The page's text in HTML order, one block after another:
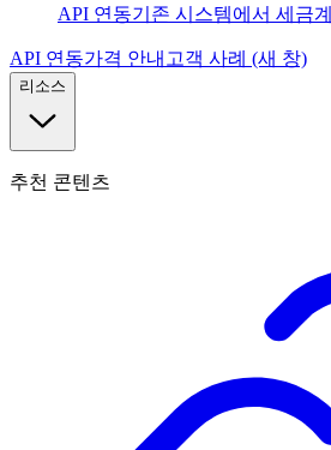
API 연동기존 시스템에서 세금
API 연동가격 안내 고객 사례 (새 창)
리소스
추천 콘텐츠